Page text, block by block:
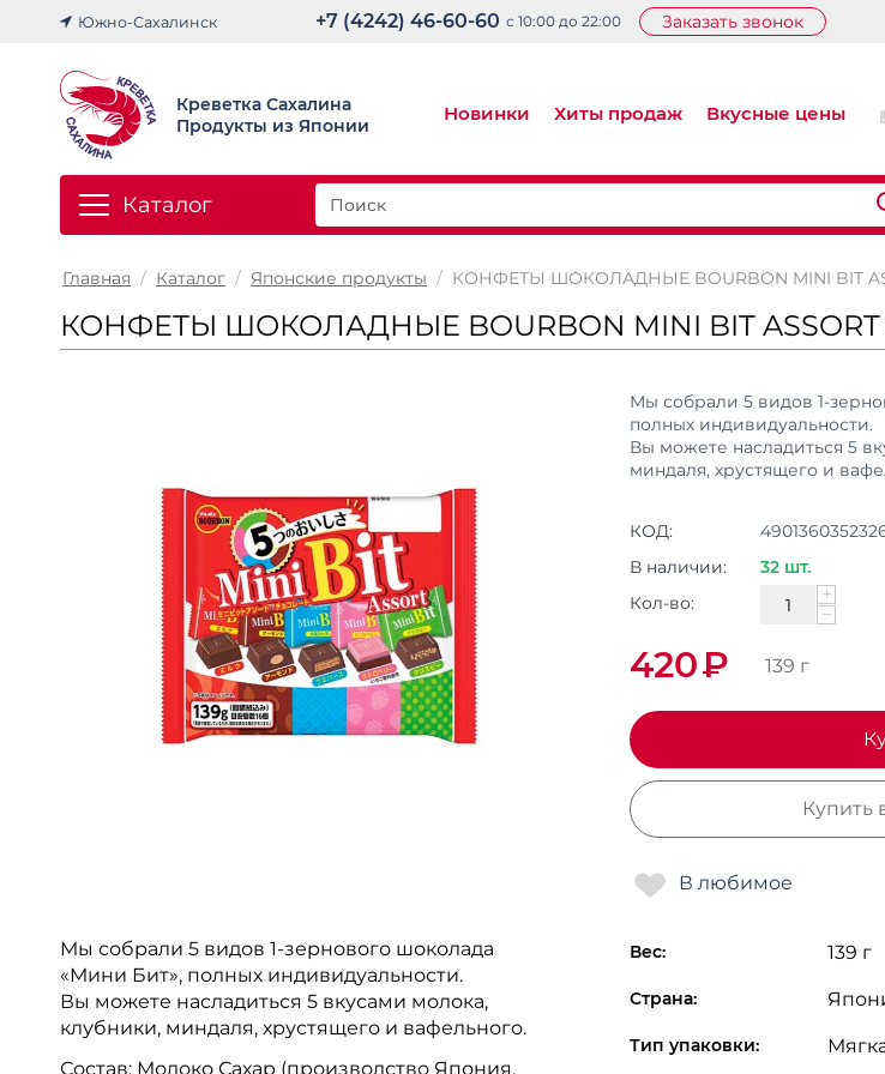
Южно-Сахалинск +7 (4242) 46-60-60 с 10:00 до 22:00 Заказать звонок
Креветка Сахалина
Продукты из Японии
Новинки Хиты продаж Вкусные цены
Каталог
Главная / Каталог / Японские продукты / КОНФЕТЫ ШОКОЛАДНЫЕ BOURBON MINI BIT
КОНФЕТЫ ШОКОЛАДНЫЕ BOURBON MINI BIT ASSORT
Мы собрали 5 видов 1-
полных индивидуальности.
Вы можете насладиться 5
миндаля, хрустящего и
КОД:
В наличии:
32 шт.
Кол-во:
+
−
420₽ 139 г
Купить
Мы собрали 5 видов 1-зернового шоколада
«Мини Бит», полных индивидуальности.
Вы можете насладиться 5 вкусами молока,
клубники, миндаля, хрустящего и вафельного.
Состав: Молоко Сахар (производство Япония,
Вес: 139 г
Страна:
Тип упаковки: